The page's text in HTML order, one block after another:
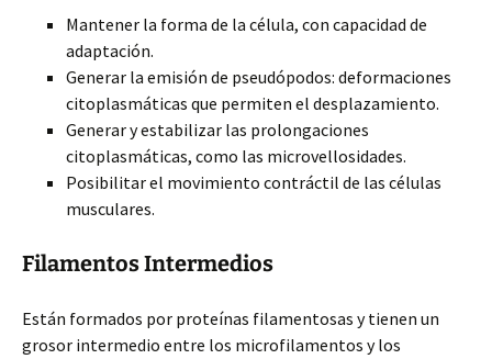
Mantener la forma de la célula, con capacidad de
adaptación.
Generar la emisión de pseudópodos: deformaciones
citoplasmáticas que permiten el desplazamiento.
Generar y estabilizar las prolongaciones
citoplasmáticas, como las microvellosidades.
Posibilitar el movimiento contráctil de las células
musculares.
Filamentos Intermedios
Están formados por proteínas filamentosas y tienen un
grosor intermedio entre los microfilamentos y los